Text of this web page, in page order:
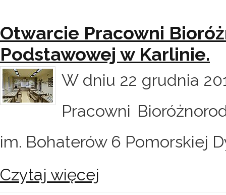
Otwarcie Pracowni
Podstawowej w Karlinie.
W dniu 22 grudnia
Pracowni
im. Bohaterów 6 Pomorskiej
Czytaj więcej